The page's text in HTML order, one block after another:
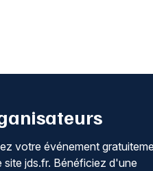
votre événement
site jds.fr. Bénéficiez d'une